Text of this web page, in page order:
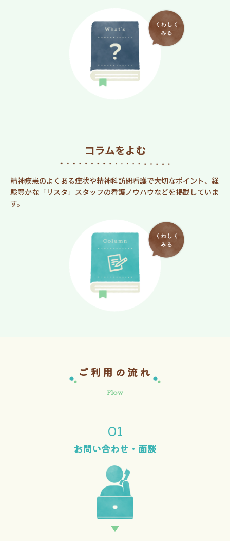
コラムをよむ
精神疾患のよくある症状や精神科訪問看護で大切なポイント、経
験豊かな「リスタ」スタッフの看護ノウハウなどを掲載していま
す。
ご利用の流れ
Flow
01
お問い合わせ・ 面談